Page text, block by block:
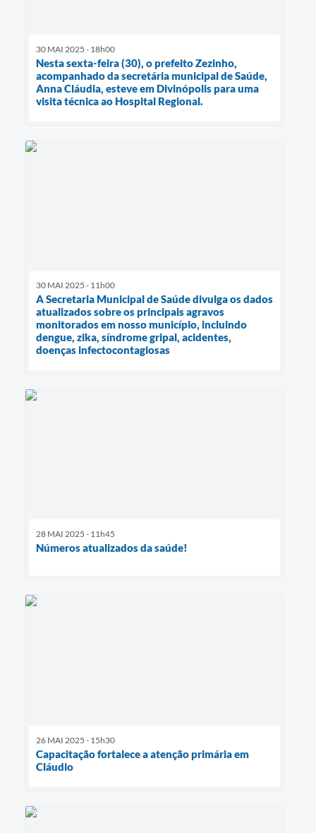
30 MAI 2025 - 18h00
Nesta sexta-feira (30), o prefeito Zezinho,
acompanhado da secretária municipal de Saúde,
Anna Cláudia, esteve em Divinópolis para uma
visita técnica ao Hospital Regional.
30 MAI 2025 - 11h00
A Secretaria Municipal de Saúde divulga os dados
atualizados sobre os principais agravos
monitorados em nosso município, incluindo
dengue, zika, síndrome gripal, acidentes,
doenças infectocontagiosas
28 MAI 2025 - 11h45
Números atualizados da saúde!
26 MAI 2025 - 15h30
Capacitação fortalece a atenção primária em
Cláudio